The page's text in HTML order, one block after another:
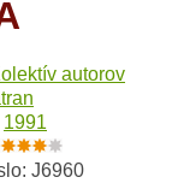
autorov
1991
J6960